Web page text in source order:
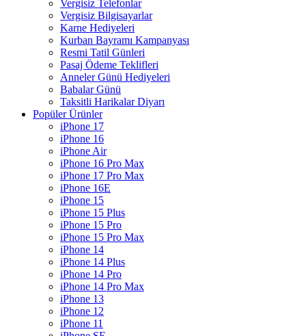
Vergisiz Telefonlar
Vergisiz Bilgisayarlar
Karne Hediyeleri
Kurban Bayramı Kampanyası
Resmi Tatil Günleri
Pasaj Ödeme Teklifleri
Anneler Günü Hediyeleri
Babalar Günü
Taksitli Harikalar Diyarı
Popüler Ürünler
iPhone 17
iPhone 16
iPhone Air
iPhone 16 Pro Max
iPhone 17 Pro Max
iPhone 16E
iPhone 15
iPhone 15 Plus
iPhone 15 Pro
iPhone 15 Pro Max
iPhone 14
iPhone 14 Plus
iPhone 14 Pro
iPhone 14 Pro Max
iPhone 13
iPhone 12
iPhone 11